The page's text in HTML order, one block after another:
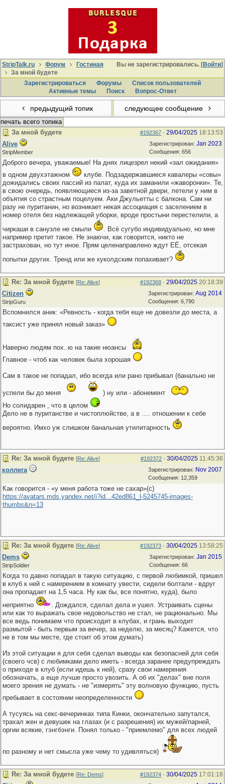
Вы не зарегистрировались. [Войти]
StripTalk.ru Форум
Гостиная
За мной будете
Зарегистрироваться
Форумы
Список пользователей
Активные темы
Поиcк Вопрос-Ответ
предыдущий топик следующее сообщение
печать всего топика
#192367 - 29/04/2025 18:13:53
За мной будете
Зарегистрирован: Jan 2023
Сообщения: 656
Alive
StripMember
Доброго вечера, уважаемые! На днях лицезрел некий «зал ожидания»
в одном двухэтажном
клубе. Подзадержавшиеся кавалеры «совы»
дожидались своих пассий из палат, куда их заманили «жаворонки». Те,
в свою очередь, появляющиеся из-за заветной двери, летели у ним в
объятия со страстным поцелуем. Аки Джульетты с балкона. Сам ни
разу не пуританин, но возникает некая ассоциация с заселением в
номер отеля без надлежащей уборки, вроде простыни перестелили, а
чиркаши в санузле не смыли
. Всё сугубо индивидуально, но мне
например претит такое. Не знаючи, как говорится, никто не
застрахован, но тут иное. Прям целенаправлено ждут ЕЁ, отсекая
попытки других. Тренд или же куколдским попахивает?
#192368 - 29/04/2025 20:18:39
Re: За мной будете [Re: Alive]
Зарегистрирован: Aug 2014
Сообщения: 6,790
Citizen
StripGuru
Вспомнился аник: «Ревность - когда тебя еще не довезли до места, а
таксист уже принял новый заказ»
Наверно людям пох..ю на такие нюансы
Главное - чтоб как человек была хорошая
Сам в такое не попадал, ибо всегда или рано прибывал (банально не
успели бы до меня
) ну или - абонемент
Но солидарен , что в целом
Дело не в пуританстве и чистоплюйстве, а в …. отношении к себе
вероятно. Имхо уж слишком банальная утилитарность
#192372 - 30/04/2025 11:45:36
Re: За мной будете [Re: Alive]
Зарегистрирован: Nov 2007
Сообщения: 12,359
коллега
Как говорится - «у меня работа тоже не сахар»(с)
https://avatars.mds.yandex.net/i?id...42ed861_l-5245745-images-
thumbs&n=13
#192373 - 30/04/2025 13:58:25
Re: За мной будете [Re: Alive]
Зарегистрирован: Jan 2015
Сообщения: 66
Dems
StripSoldier
Когда то давно попадал в такую ситуацию, с первой любимкой, пришел
в клуб к ней с намерением в комнату увести, сидели болтали - вдруг
она пропадает на 1,5 часа. Ну как бы, все понятно, куда), было
неприятно
. Дождался, сделал дела и ушел. Устраивать сцены
или как то выражать свое недовольство не стал, не рационально. Мы
все ведь понимаем что происходит в клубах, и грань выходит
размытой - быть первым за вечер, за неделю, за месяц? Кажется, что
не в том мы месте, где стоит об этом думать)
Из этой ситуации я для себя сделал выводы как безопасней для себя
(своего чсв) с любимками дело иметь - всегда заранее предупреждать
о приходе в клуб (если идешь к ней), сразу свои намерения
обозначать, а еще лучше просто увозить. А об их "делах" вне поля
моего зрения не думать - не "измерять" эту волновую функцию, пусть
пребывает в состоянии неопределенности
А тусуясь на секс-вечеринках типа Кинки, окончательно запутался,
трахал жен и девушек на глазах (и с разрешения) их мужей/парней,
оргии всякие, гэнгбэнги. Понял только - "приемлемо" для всех людей
по разному и нет смысла уже чему то удивляться)
#192374 - 30/04/2025 17:01:18
Re: За мной будете [Re: Dems]